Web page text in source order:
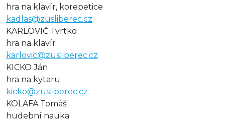
hra na klavír, korepetice
kadlas@zusliberec.cz
KARLOVIČ Tvrtko
hra na klavír
karlovic@zusliberec.cz
KICKO Ján
hra na kytaru
kicko@zusliberec.cz
KOLAFA Tomáš
hudební nauka